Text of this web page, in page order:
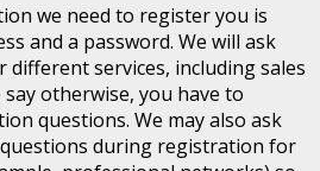
we need to register you is
and a password. We will ask
services, including sales
otherwise, you have to
questions. We may also ask
during registration for